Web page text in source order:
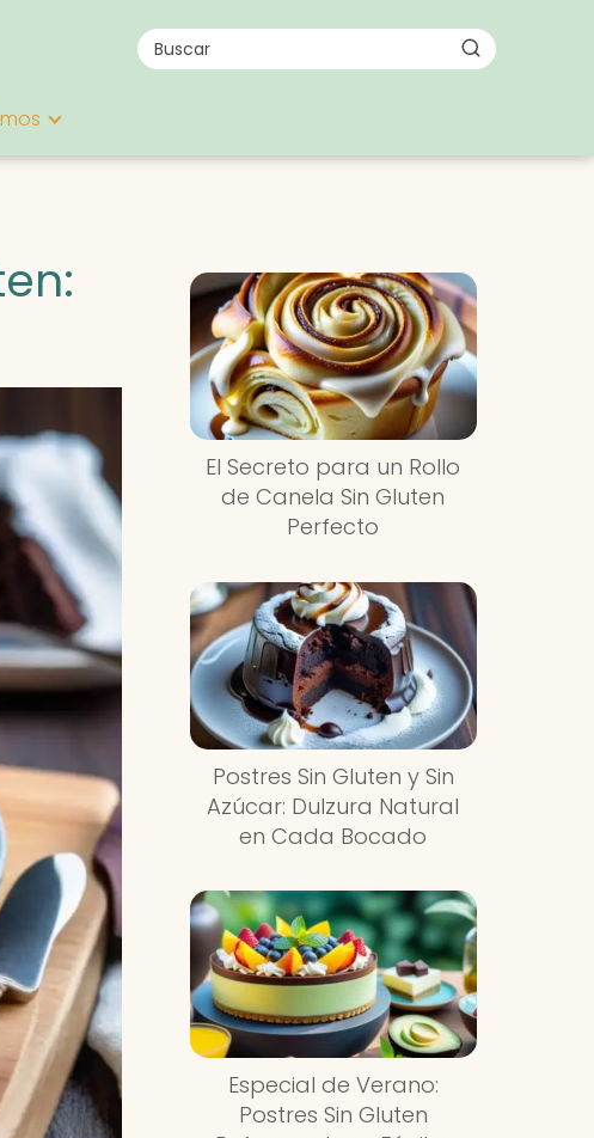
El Secreto para un Rollo
de Canela Sin Gluten
Perfecto
Postres Sin Gluten y Sin
Azúcar: Dulzura Natural
en Cada Bocado
Especial de Verano:
Postres Sin Gluten